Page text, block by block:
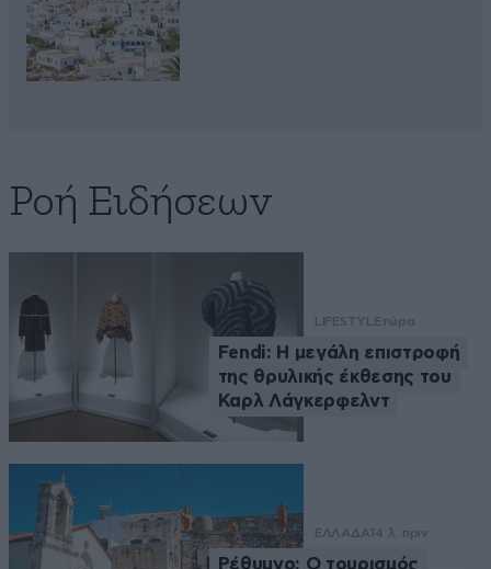
Ροή Ειδήσεων
LIFESTYLEτώρα
Fendi: Η μεγάλη επιστροφή
της θρυλικής έκθεσης του
Καρλ Λάγκερφελντ
ΕΛΛΑΔΑ 14 λ. πριν
Ρέθυμνο: Ο τουρισμός